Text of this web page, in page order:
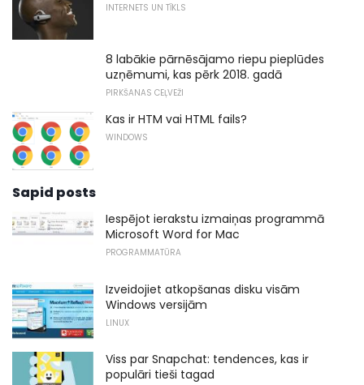
INTERNETS UN TĪKLS
8 labākie pārnēsājamo riepu pieplūdes
uzņēmumi, kas pērk 2018. gadā
PIRKŠANAS CEĻVEŽI
Kas ir HTM vai HTML fails?
WINDOWS
Sapid posts
Iespējot ierakstu izmaiņas programmā
Microsoft Word for Mac
PROGRAMMATŪRA
Izveidojiet atkopšanas disku visām
Windows versijām
LINUX
Viss par Snapchat: tendences, kas ir
populāri tieši tagad